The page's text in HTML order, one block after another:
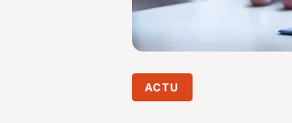
ACTU